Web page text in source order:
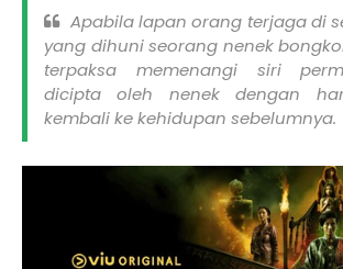
Apabila lapan orang terjaga di
yang dihuni seorang nenek
terpaksa memenangi siri
dicipta oleh nenek dengan
kembali ke kehidupan sebelumnya.